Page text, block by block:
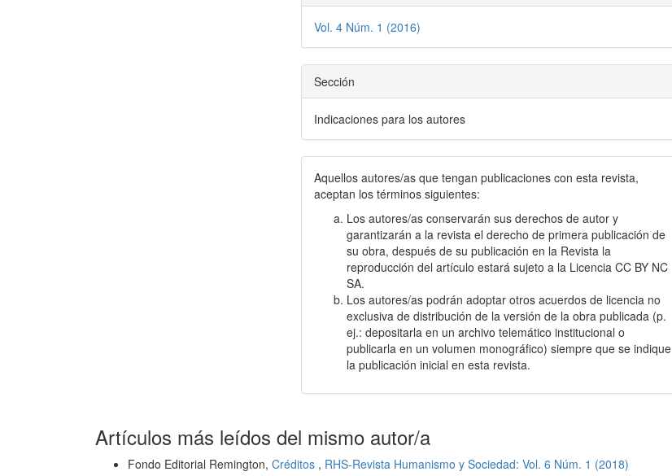
Vol. 4 Núm. 1 (2016)
Sección
Indicaciones para los autores
Aquellos autores/as que tengan publicaciones con esta revista,
aceptan los términos siguientes:
Los autores/as conservarán sus derechos de autor y
garantizarán a la revista el derecho de primera publicación de
su obra, después de su publicación en la Revista la
reproducción del artículo estará sujeto a la Licencia CC BY NC
SA.
Los autores/as podrán adoptar otros acuerdos de licencia no
exclusiva de distribución de la versión de la obra publicada (p.
ej.: depositarla en un archivo telemático institucional o
publicarla en un volumen monográfico) siempre que se indique
la publicación inicial en esta revista.
Artículos más leídos del mismo autor/a
Fondo Editorial Remington, Créditos , RHS-Revista Humanismo y Sociedad: Vol. 6 Núm. 1 (2018)